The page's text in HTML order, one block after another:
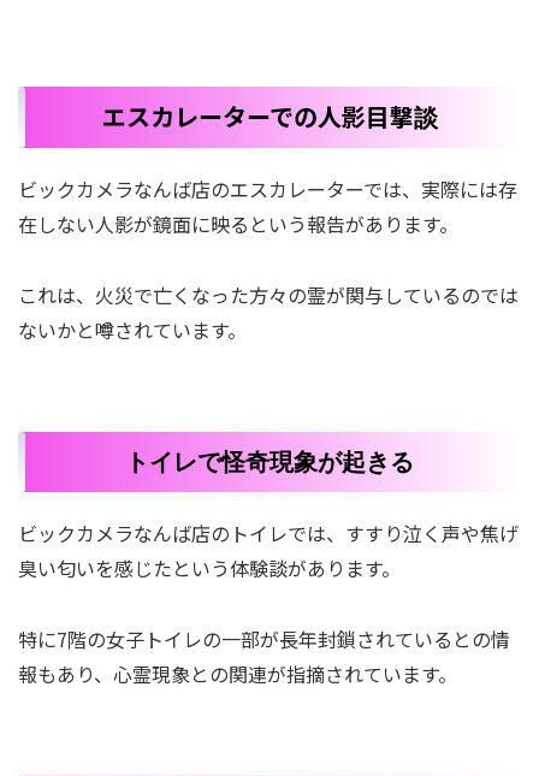
エスカレーターでの人影目撃談
ビックカメラなんば店のエスカレーターでは、実際には存
在しない人影が鏡面に映るという報告があります。
これは、火災で亡くなった方々の霊が関与しているのでは
ないかと噂されています。
トイレで怪奇現象が起きる
ビックカメラなんば店のトイレでは、すすり泣く声や焦げ
臭い匂いを感じたという体験談があります。
特に7階の女子トイレの一部が長年封鎖されているとの情
報もあり、心霊現象との関連が指摘されています。